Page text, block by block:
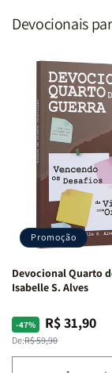
Devocionais
Promoção
Devocional Quarto
Isabelle S. Alves
-47%
Preço
normal
De:R$ 59,90
Preço
promocional
R$ 31,90